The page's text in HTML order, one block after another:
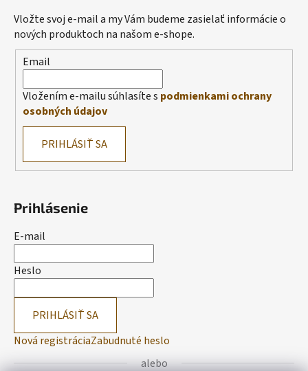
Vložte svoj e-mail a my Vám budeme zasielať informácie o
nových produktoch na našom e-shope.
Email
Vložením e-mailu súhlasíte s podmienkami ochrany
osobných údajov
PRIHLÁSIŤ SA
Prihlásenie
E-mail
Heslo
PRIHLÁSIŤ SA
Nová registráciaZabudnuté heslo
alebo